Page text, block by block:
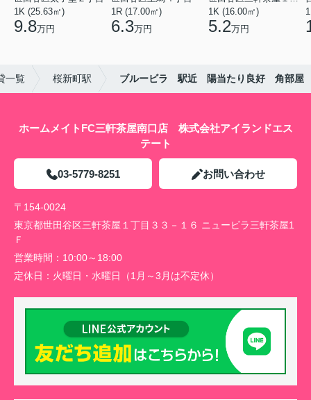
1K (25.63㎡)
9.8万円
1R (17.00㎡)
6.3万円
1K (16.00㎡)
5.2万円
一覧 桜新町駅 ブルービラ 駅近 陽当たり良好 角部屋
ホームメイトFC三軒茶屋南口店 株式会社アイランドエス
テート
03-5779-8251 お問い合わせ
〒154-0024
東京都世田谷区三軒茶屋１丁目３３－１６ ニュービラ三軒茶屋1
Ｆ
営業時間： 10:00～18:00
定休日： 火曜日・水曜日（1月～3月は不定休）